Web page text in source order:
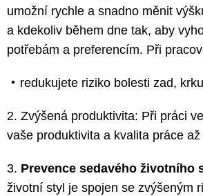
umožní rychle a snadno měnit
a kdekoliv během dne tak, aby
potřebám a preferencím. Při
redukujete riziko bolesti zad,
2. Zvýšená produktivita: Při práci
vaše produktivita a kvalita práce až
3. Prevence sedavého životního
životní styl je spojen se zvýšeným